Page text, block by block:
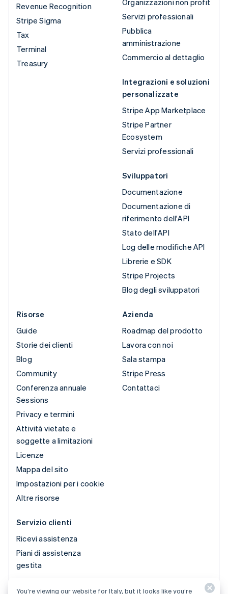
Revenue Recognition
Stripe Sigma
Tax
Terminal
Treasury
Organizzazioni non profit
Servizi professionali
Pubblica
amministrazione
Commercio al dettaglio
Integrazioni e soluzioni
personalizzate
Stripe App Marketplace
Stripe Partner
Ecosystem
Servizi professionali
Sviluppatori
Documentazione
Documentazione di
riferimento dell'API
Stato dell'API
Log delle modifiche API
Librerie e SDK
Stripe Projects
Blog degli sviluppatori
Risorse
Guide
Storie dei clienti
Blog
Community
Conferenza annuale
Sessions
Privacy e termini
Attività vietate e
soggette a limitazioni
Licenze
Mappa del sito
Impostazioni per i cookie
Altre risorse
Azienda
Roadmap del prodotto
Lavora con noi
Sala stampa
Stripe Press
Contattaci
Servizio clienti
Ricevi assistenza
Piani di assistenza
gestita
© 2026 Stripe, LLC
You’re viewing our website for Italy, but it looks like you’re